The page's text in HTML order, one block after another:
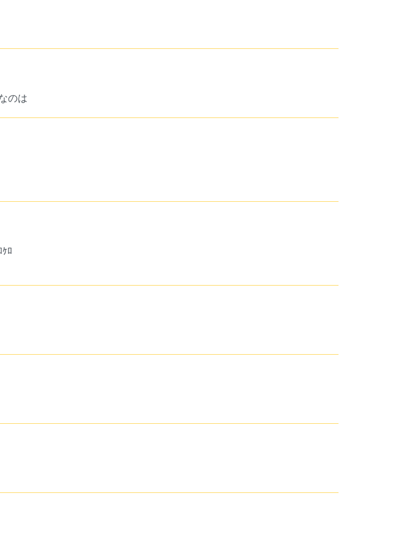
のは
ﾛ